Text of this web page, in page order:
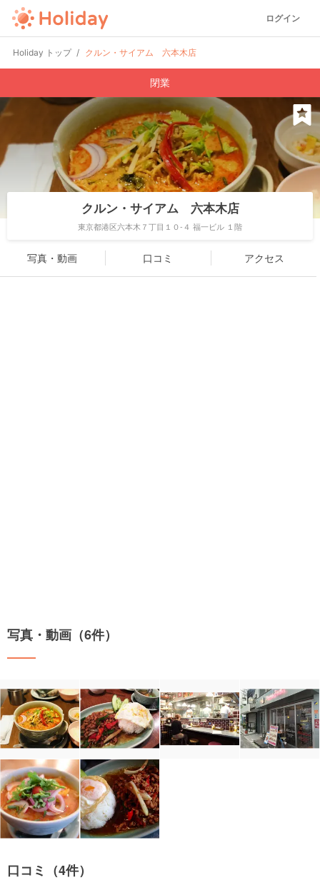
ログイン
Holiday トップ クルン・サイアム 六本木店
閉業
クルン・サイアム 六本木店
東京都港区六本木７丁目１０-４ 福一ビル １階
写真・動画 口コミ アクセス
写真・動画（6件）
口コミ（4件）